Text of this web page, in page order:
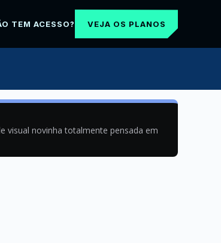
TEM ACESSO? VEJA OS PLANOS
visual novinha totalmente pensada em